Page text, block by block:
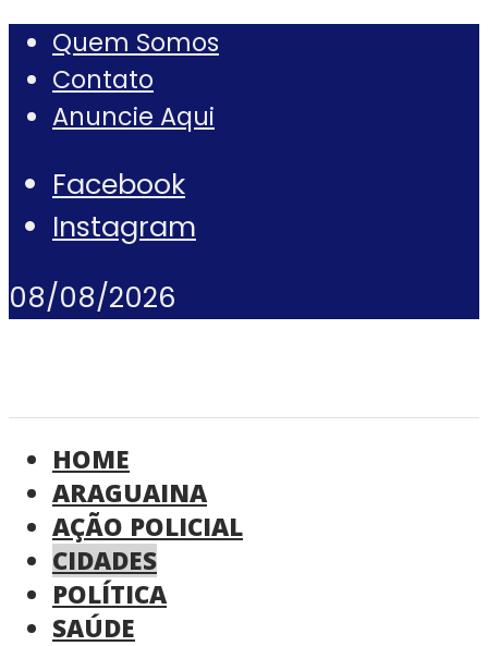
Quem Somos
Contato
Anuncie Aqui
Facebook
Instagram
08/08/2026
HOME
ARAGUAINA
AÇÃO POLICIAL
CIDADES
POLÍTICA
SAÚDE